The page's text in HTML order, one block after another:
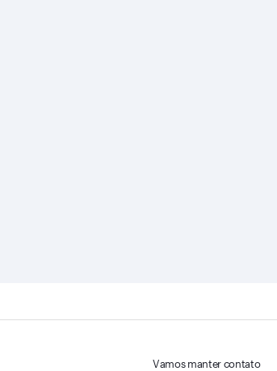
Vamos manter contato